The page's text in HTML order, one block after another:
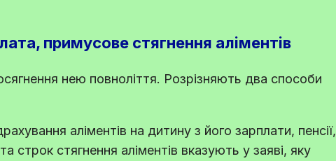
примусове стягнення аліментів
нею повноліття. Розрізняють два способи
аліментів на дитину з його зарплати, пенсії,
строк стягнення аліментів вказують у заяві, яку